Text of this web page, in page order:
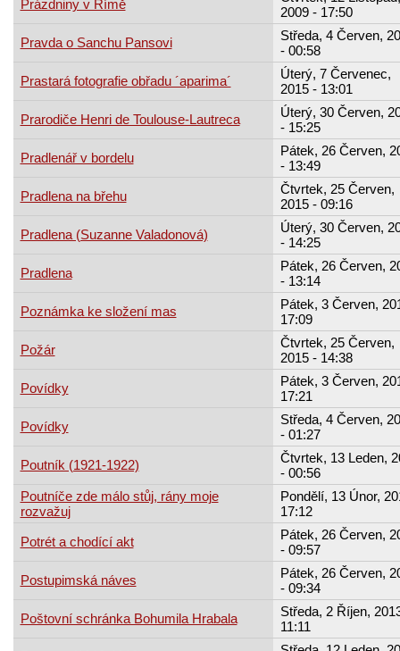
Prázdniny v Římě
2009 - 17:50
Pravda o Sanchu Pansovi
Středa, 4 Červen,
- 00:58
Prastará fotografie obřadu ´aparima´
Úterý, 7 Červenec,
2015 - 13:01
Prarodiče Henri de Toulouse-Lautreca
Úterý, 30 Červen,
- 15:25
Pradlenář v bordelu
Pátek, 26 Červen,
- 13:49
Pradlena na břehu
Čtvrtek, 25 Červen,
2015 - 09:16
Pradlena (Suzanne Valadonová)
Úterý, 30 Červen,
- 14:25
Pradlena
Pátek, 26 Červen,
- 13:14
Poznámka ke složení mas
Pátek, 3 Červen,
17:09
Požár
Čtvrtek, 25 Červen,
2015 - 14:38
Povídky
Pátek, 3 Červen,
17:21
Povídky
Středa, 4 Červen,
- 01:27
Poutník (1921-1922)
Čtvrtek, 13 Leden,
- 00:56
Poutníče zde málo stůj, rány moje
rozvažuj
Pondělí, 13 Únor,
17:12
Potrét a chodící akt
Pátek, 26 Červen,
- 09:57
Postupimská náves
Pátek, 26 Červen,
- 09:34
Poštovní schránka Bohumila Hrabala
Středa, 2 Říjen,
11:11